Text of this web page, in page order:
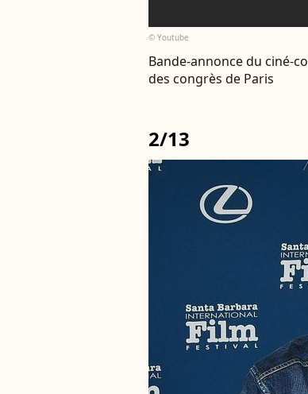
© Youtube
Bande-annonce du ciné-
des congrès de Paris
2/13